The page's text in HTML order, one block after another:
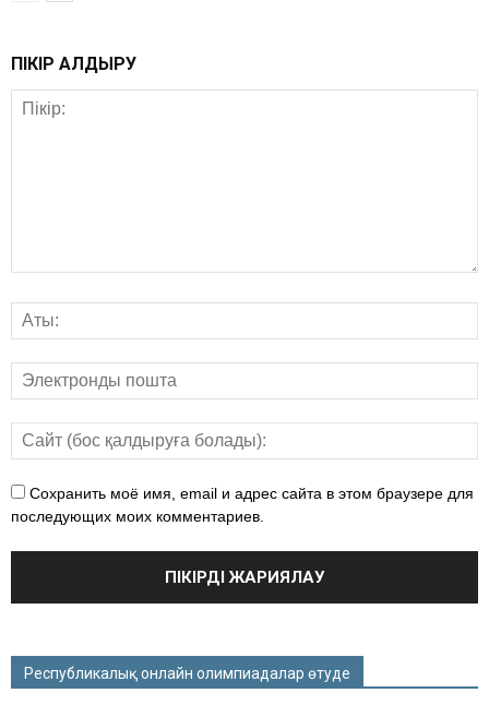
ПІКІР ҚАЛДЫРУ
Сохранить моё имя, email и адрес сайта в этом браузере для
последующих моих комментариев.
Республикалық онлайн олимпиадалар өтуде